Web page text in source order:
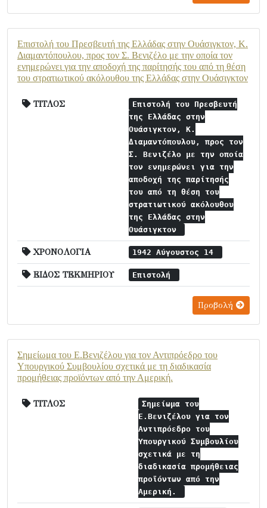
Επιστολή του Πρεσβευτή της Ελλάδας στην Ουάσιγκτον, Κ.
Διαμαντόπουλου, προς τον Σ. Βενιζέλο με την οποία τον
ενημερώνει για την αποδοχή της παρίτησής του από τη θέση
του στρατιωτικού ακόλουθου της Ελλάδας στην Ουάσιγκτον
ΤΙΤΛΟΣ
Επιστολή του Πρεσβευτή
της Ελλάδας στην
Ουάσιγκτον, Κ.
Διαμαντόπουλου, προς τον
Σ. Βενιζέλο με την οποία
τον ενημερώνει για την
αποδοχή της παρίτησής
του από τη θέση του
στρατιωτικού ακόλουθου
της Ελλάδας στην
Ουάσιγκτον
ΧΡΟΝΟΛΟΓΙΑ 1942 Αύγουστος 14
ΕΙΔΟΣ ΤΕΚΜΗΡΙΟΥ Επιστολή
Προβολή
Σημείωμα του Ε.Βενιζέλου για τον Αντιπρόεδρο του
Υπουργικού Συμβουλίου σχετικά με τη διαδικασία
προμήθειας προϊόντων από την Αμερική.
ΤΙΤΛΟΣ
Σημείωμα του
Ε.Βενιζέλου για τον
Αντιπρόεδρο του
Υπουργικού Συμβουλίου
σχετικά με τη
διαδικασία προμήθειας
προϊόντων από την
Αμερική.